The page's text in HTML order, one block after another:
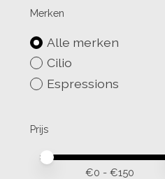
Merken
Alle merken
Cilio
Espressions
Prijs
Minimale prijswaarde
Price maximum value
€0 - €150